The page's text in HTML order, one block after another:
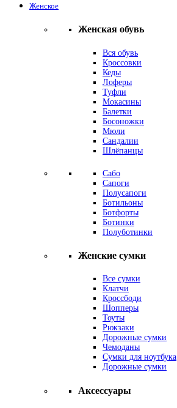
Женское
Женская обувь
Вся обувь
Кроссовки
Кеды
Лоферы
Туфли
Мокасины
Балетки
Босоножки
Мюли
Сандалии
Шлёпанцы
Сабо
Сапоги
Полусапоги
Ботильоны
Ботфорты
Ботинки
Полуботинки
Женские сумки
Все сумки
Клатчи
Кроссбоди
Шопперы
Тоуты
Рюкзаки
Дорожные сумки
Чемоданы
Сумки для ноутбука
Дорожные сумки
Аксессуары